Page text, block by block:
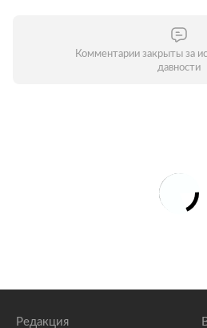
Комментарии закрыты за
давности
Редакция